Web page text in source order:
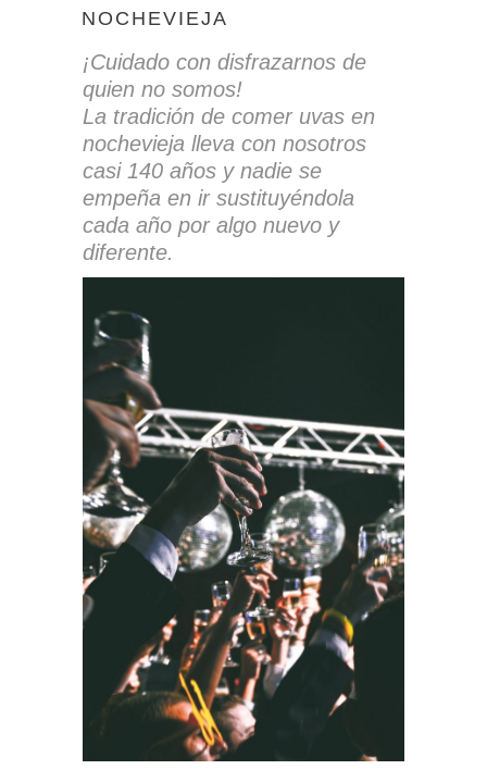
NOCHEVIEJA
¡Cuidado con disfrazarnos de
quien no somos!
La tradición de comer uvas en
nochevieja lleva con nosotros
casi 140 años y nadie se
empeña en ir sustituyéndola
cada año por algo nuevo y
diferente.